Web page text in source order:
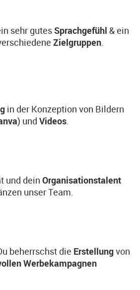
sehr gutesSprachgefühl & ein
Zielgruppen.
in der Konzeption von Bildern
) und Videos.
und dein Organisationstalent
unser Team.
beherrschst die Erstellungvon
Werbekampagnen